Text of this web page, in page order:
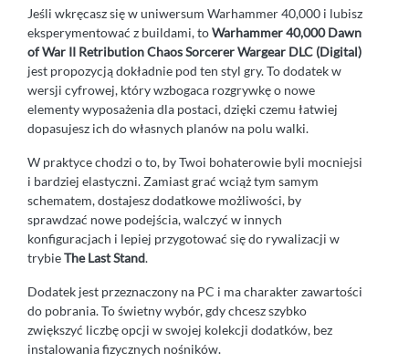
Jeśli wkręcasz się w uniwersum Warhammer 40,000 i lubisz
eksperymentować z buildami, toWarhammer 40,000 Dawn
of War II Retribution Chaos Sorcerer Wargear DLC (Digital)
jest propozycją dokładnie pod ten styl gry. To dodatek w
wersji cyfrowej, który wzbogaca rozgrywkę o nowe
elementy wyposażenia dla postaci, dzięki czemu łatwiej
dopasujesz ich do własnych planów na polu walki.
W praktyce chodzi o to, by Twoi bohaterowie byli mocniejsi
i bardziej elastyczni. Zamiast grać wciąż tym samym
schematem, dostajesz dodatkowe możliwości, by
sprawdzać nowe podejścia, walczyć w innych
konfiguracjach i lepiej przygotować się do rywalizacji w
trybieThe Last Stand.
Dodatek jest przeznaczony na PC i ma charakter zawartości
do pobrania. To świetny wybór, gdy chcesz szybko
zwiększyć liczbę opcji w swojej kolekcji dodatków, bez
instalowania fizycznych nośników.